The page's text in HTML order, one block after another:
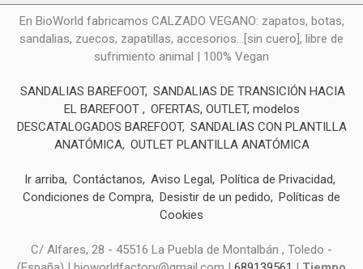
En BioWorld fabricamos CALZADO VEGANO: zapatos, botas,
sandalias, zuecos, zapatillas, accesorios...[sin cuero], libre de
sufrimiento animal | 100% Vegan
SANDALIAS BAREFOOT SANDALIAS DE TRANSICIÓN HACIA
EL BAREFOOT
OFERTAS, OUTLET, modelos
DESCATALOGADOS BAREFOOT SANDALIAS CON PLANTILLA
ANATÓMICA OUTLET PLANTILLA ANATÓMICA
Ir arriba Contáctanos Aviso Legal
Política de Privacidad
Condiciones de Compra Desistir de un pedido
Políticas de
Cookies
C/ Alfares, 28 - 45516 La Puebla de Montalbán , Toledo -